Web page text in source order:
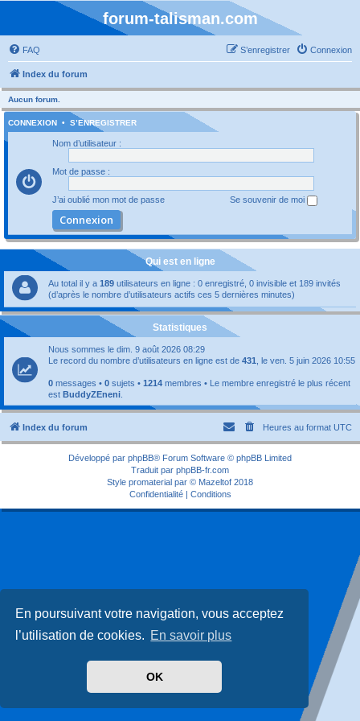
En poursuivant votre navigation, vous acceptez
l’utilisation de cookies. En savoir plus
OK
forum-talisman.com
FAQ Connexion
S’enregistrer
Index du forum
Aucun forum.
CONNEXION • S’ENREGISTRER
Nom d’utilisateur :
Mot de passe :
J’ai oublié mon mot de passe Se souvenir de moi
Qui est en ligne
Au total il y a 189 utilisateurs en ligne : 0 enregistré, 0 invisible et 189 invités
(d’après le nombre d’utilisateurs actifs ces 5 dernières minutes)
Statistiques
Nous sommes le dim. 9 août 2026 08:29
Le record du nombre d’utilisateurs en ligne est de 431 , le ven. 5 juin 2026 10:55
0 messages • 0 sujets • 1214 membres • Le membre enregistré le plus récent
est BuddyZEneni
Index du forum Heures au format UTC
Développé par phpBB® Forum Software © phpBB Limited
Traduit par phpBB-fr.com
Style promaterial par © Mazeltof 2018
Confidentialité| Conditions